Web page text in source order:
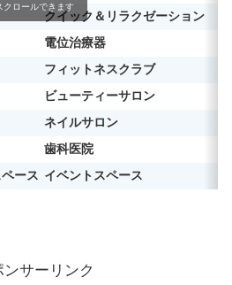
クイック＆リラクゼーション
電位治療器
フィットネスクラブ
ビューティーサロン
ネイルサロン
歯科医院
ース イベントスペース
クロールできます
ンサーリンク